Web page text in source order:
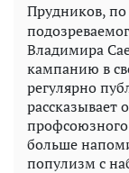
Прудников, по
Владимира
кампанию в
регулярно
рассказывает
больше
популизм с